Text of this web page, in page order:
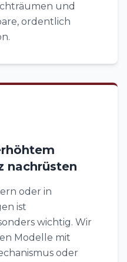
und
ordentlich
nachrüsten
oder in
ist
wichtig. Wir
Modelle mit
oder